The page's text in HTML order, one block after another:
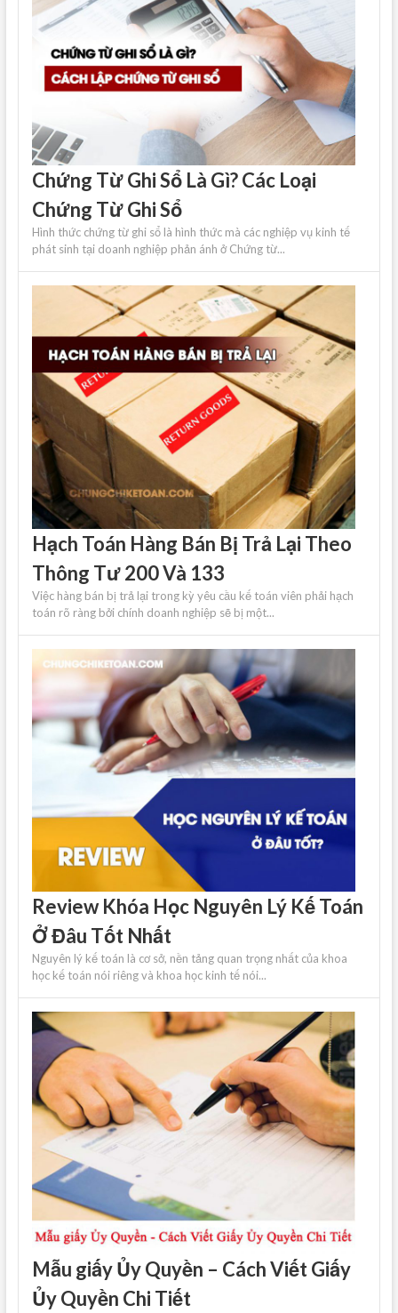
Chứng Từ Ghi Sổ Là Gì? Các Loại
Chứng Từ Ghi Sổ
Hình thức chứng từ ghi sổ là hình thức mà các nghiệp vụ kinh tế
phát sinh tại doanh nghiệp phản ánh ở Chứng từ...
Hạch Toán Hàng Bán Bị Trả Lại Theo
Thông Tư 200 Và 133
Việc hàng bán bị trả lại trong kỳ yêu cầu kế toán viên phải hạch
toán rõ ràng bởi chính doanh nghiệp sẽ bị một...
Review Khóa Học Nguyên Lý Kế Toán
Ở Đâu Tốt Nhất
Nguyên lý kế toán là cơ sở, nền tảng quan trọng nhất của khoa
học kế toán nói riêng và khoa học kinh tế nói...
Mẫu giấy Ủy Quyền – Cách Viết Giấy
Ủy Quyền Chi Tiết